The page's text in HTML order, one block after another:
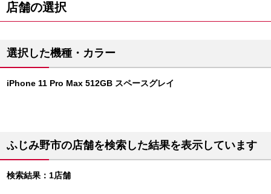
店舗の選択
選択した機種・カラー
iPhone 11 Pro Max 512GB スペースグレイ
ふじみ野市の店舗を検索した結果を表示しています
検索結果：1店舗